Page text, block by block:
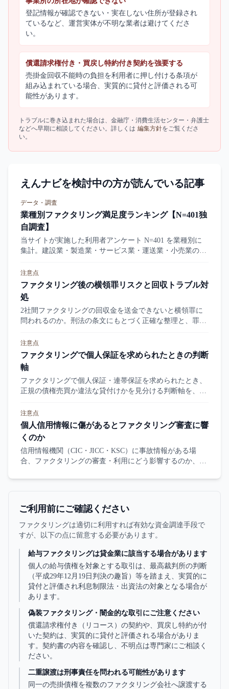
登記情報が確認できない・実在しない住所が登録され
ているなど、運営実体が不明な業者は避けてくださ
い。
償還請求権付き・買戻し特約付き契約を強要する
売掛金回収不能時の負担を利用者に押し付ける条項が
組み込まれている場合、実質的に貸付と評価される可
能性があります。
トラブルに巻き込まれた場合は、金融庁・消費生活センター・弁護士
などへ早期に相談してください。詳しくは 編集方針をご覧くださ
い。
えんナビを検討中の方が読んでいる記事
データ・調査
業種別ファクタリング満足度ランキング【N=401独
自調査】
当サイトが実施した利用者アンケート N=401 を業種別に
集計。建設業・製造業・サービス業・運送業・小売業の平
注意点
ファクタリング後の横領罪リスクと回収トラブル対
処
2社間ファクタリングの回収金を送金できないと横領罪に
問われるのか。刑法の条文にもとづく正確な整理と、罪に
的に解説します。
注意点
ファクタリングで個人保証を求められたときの判断
軸
ファクタリングで個人保証・連帯保証を求められたとき、
正規の債権売買か違法な貸付けかを見分ける判断軸を、最
トとともに整理します。
注意点
個人信用情報に傷があるとファクタリング審査に響
くのか
信用情報機関（CIC・JICC・KSC）に事故情報がある場
合、ファクタリングの審査・利用にどう影響するのか、借
ご利用前にご確認ください
ファクタリングは適切に利用すれば有効な資金調達手段で
すが、以下の点に留意する必要があります。
給与ファクタリングは貸金業に該当する場合があります
個人の給与債権を対象とする取引は、最高裁判所の判断
（平成29年12月19日判決の趣旨）等を踏まえ、実質的に
貸付と評価され利息制限法・出資法の対象となる場合が
あります。
偽装ファクタリング・闇金的な取引にご注意ください
償還請求権付き（リコース）の契約や、買戻し特約が付
いた契約は、実質的に貸付と評価される場合がありま
す。契約書の内容を確認し、不明点は専門家にご相談く
ださい。
二重譲渡は刑事責任を問われる可能性があります
同一の売掛債権を複数のファクタリング会社へ譲渡する